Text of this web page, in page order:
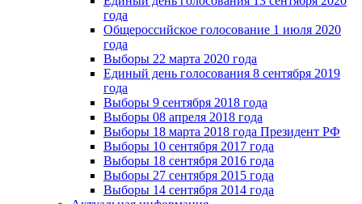
года
Общероссийское голосование 1 июля 2020
года
Выборы 22 марта 2020 года
Единый день голосования 8 сентября 2019
года
Выборы 9 сентября 2018 года
Выборы 08 апреля 2018 года
Выборы 18 марта 2018 года Президент РФ
Выборы 10 сентября 2017 года
Выборы 18 сентября 2016 года
Выборы 27 сентября 2015 года
Выборы 14 сентября 2014 года